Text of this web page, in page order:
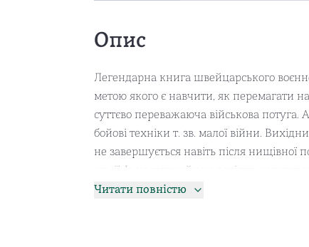
Опис
Легендарна книга швейцарського
метою якого є навчити, як перемагати
суттєво переважаюча військова потуга.
бойові техніки т. зв. малої війни.
не завершується навіть після нищівної
армії. Із надзвичайною ясністю
малої війни, забезпечення їх зброєю,
Читати повністю